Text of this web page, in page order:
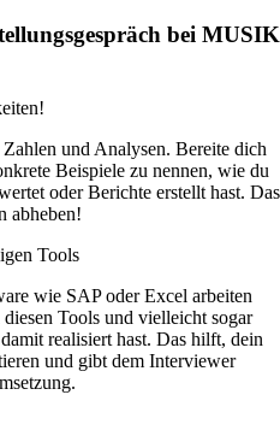
bei MUSIK
und Analysen. Bereite dich
Beispiele zu nennen, wie du
oder Berichte erstellt hast. Das
abheben!
Tools
wie SAP oder Excel arbeiten
Tools und vielleicht sogar
realisiert hast. Das hilft, dein
und gibt dem Interviewer